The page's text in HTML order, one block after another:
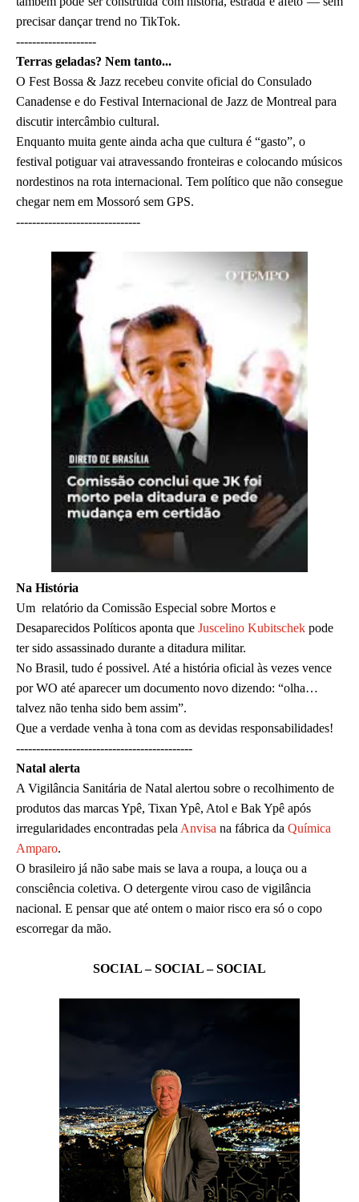
precisar dançar trend no TikTok.
--------------------
Terras geladas? Nem tanto...
O Fest Bossa & Jazz recebeu convite oficial do Consulado
Canadense e do Festival Internacional de Jazz de Montreal para
discutir intercâmbio cultural.
Enquanto muita gente ainda acha que cultura é “gasto”, o
festival potiguar vai atravessando fronteiras e colocando músicos
nordestinos na rota internacional. Tem político que não consegue
chegar nem em Mossoró sem GPS.
-------------------------------
Na História
Um relatório da Comissão Especial sobre Mortos e
Desaparecidos Políticos aponta que Juscelino Kubitschek pode
ter sido assassinado durante a ditadura militar.
No Brasil, tudo é possivel. Até a história oficial às vezes vence
por WO até aparecer um documento novo dizendo: “olha…
talvez não tenha sido bem assim”.
Que a verdade venha à tona com as devidas responsabilidades!
--------------------------------------------
Natal alerta
A Vigilância Sanitária de Natal alertou sobre o recolhimento de
produtos das marcas Ypê, Tixan Ypê, Atol e Bak Ypê após
irregularidades encontradas pela Anvisa na fábrica da Química
Amparo.
O brasileiro já não sabe mais se lava a roupa, a louça ou a
consciência coletiva. O detergente virou caso de vigilância
nacional. E pensar que até ontem o maior risco era só o copo
escorregar da mão.
SOCIAL – SOCIAL – SOCIAL